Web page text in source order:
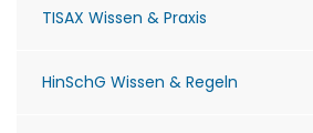
TISAX Wissen & Praxis
HinSchG Wissen & Regeln